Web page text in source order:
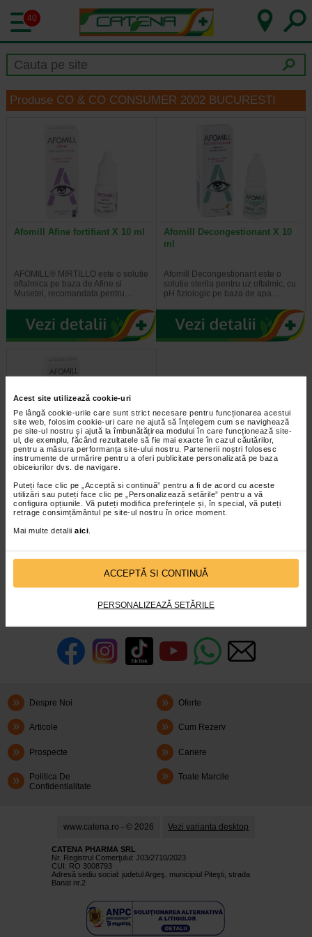
Acest site utilizează cookie-uri
Pe lângă cookie-urile care sunt strict necesare pentru funcționarea acestui
site web, folosim cookie-uri care ne ajută să înțelegem cum se navighează
pe site-ul nostru și ajută la îmbunătățirea modului în care funcționează site-
ul, de exemplu, făcând rezultatele să fie mai exacte în cazul căutărilor,
pentru a măsura performanța site-ului nostru. Partenerii noștri folosesc
instrumente de urmărire pentru a oferi publicitate personalizată pe baza
obiceiurilor dvs. de navigare.
Puteți face clic pe „Acceptă si continuă” pentru a fi de acord cu aceste
utilizări sau puteți face clic pe „Personalizează setările” pentru a vă
configura opțiunile. Vă puteți modifica preferințele și, în special, vă puteți
retrage consimțământul pe site-ul nostru în orice moment.
Mai multe detalii aici
ACCEPTĂ SI CONTINUĂ
PERSONALIZEAZĂ SETĂRILE
40
Produse CO & CO CONSUMER 2002 BUCURESTI
Afomill Afine fortifiant X 10 ml
AFOMILL® MIRTILLO este o solutie
oftalmica pe baza de Afine si
Musetel, recomandata pentru…
Afomill Decongestionant X 10
ml
Afomill Decongestionant este o
solutie sterila pentru uz oftalmic, cu
pH fiziologic pe baza de apa…
Afomill Revigorant X 10ml
Afomill Revigorant Calmant este o
solutie sterila pentru uz oftalmic, cu
infoline@catena.ro CallCenter
Despre Noi Oferte
Articole Cum Rezerv
Prospecte Cariere
Politica De
Confidentialitate
Toate Marcile
www.catena.ro - © 2026 Vezi varianta desktop
CATENA PHARMA SRL
Nr. Registrul Comerţului: J03/2710/2023
CUI: RO 3008793
Adresă sediu social: judetul Argeş, municipiul Piteşti, strada
Banat nr.2